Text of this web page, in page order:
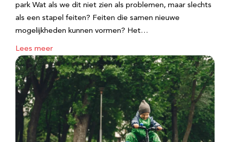
park Wat als we dit niet zien als problemen, maar slechts
als een stapel feiten? Feiten die samen nieuwe
mogelijkheden kunnen vormen? Het…
Lees meer